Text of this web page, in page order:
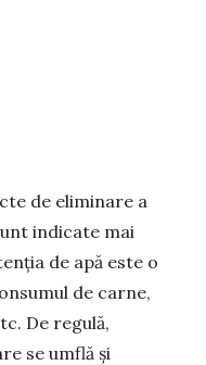
de eliminare a
indicate mai
de apă este o
de carne,
De regu­lă,
se umflă și